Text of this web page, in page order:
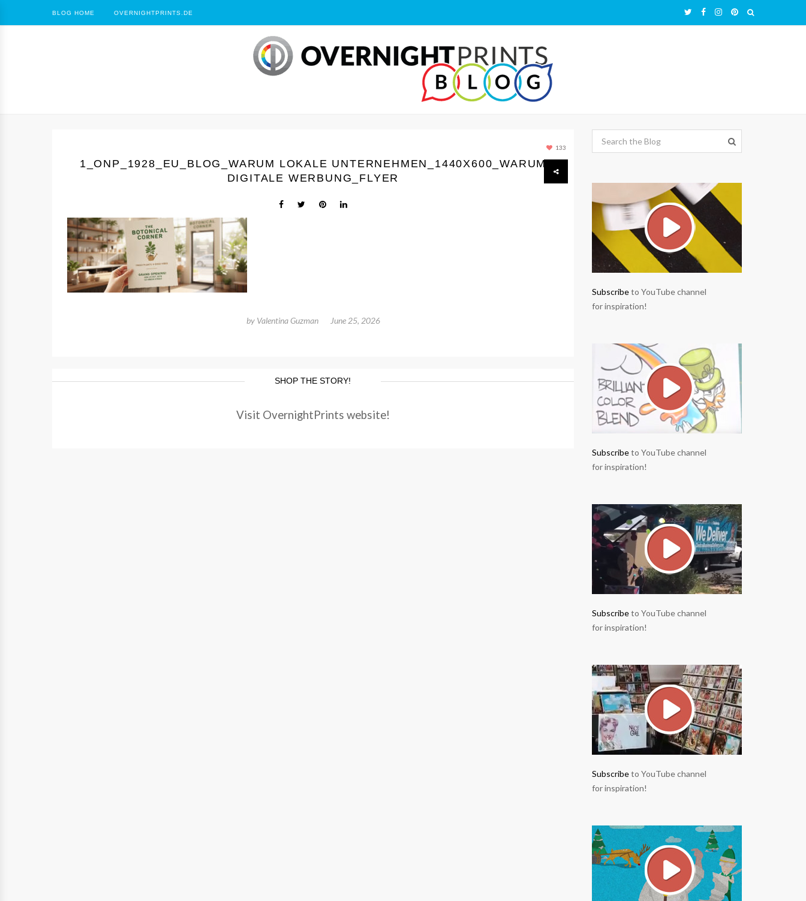
BLOG HOME OVERNIGHTPRINTS.DE
133
1_ONP_1928_EU_BLOG_WARUM LOKALE UNTERNEHMEN_1440Х600_WARUM
DIGITALE WERBUNG_FLYER
by Valentina Guzman June 25, 2026
SHOP THE STORY!
Visit OvernightPrints website!
Subscribeto YouTube channel
for inspiration!
Subscribeto YouTube channel
for inspiration!
Subscribeto YouTube channel
for inspiration!
Subscribeto YouTube channel
for inspiration!